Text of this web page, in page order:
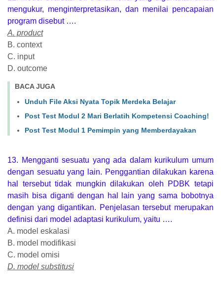
mengukur, menginterpretasikan, dan menilai pencapaian
program disebut ….
A. product
B. context
C. input
D. outcome
BACA JUGA
Unduh File Aksi Nyata Topik Merdeka Belajar
Post Test Modul 2 Mari Berlatih Kompetensi Coaching!
Post Test Modul 1 Pemimpin yang Memberdayakan
13. Mengganti sesuatu yang ada dalam kurikulum umum
dengan sesuatu yang lain. Penggantian dilakukan karena
hal tersebut tidak mungkin dilakukan oleh PDBK tetapi
masih bisa diganti dengan hal lain yang sama bobotnya
dengan yang digantikan. Penjelasan tersebut merupakan
definisi dari model adaptasi kurikulum, yaitu ….
A. model eskalasi
B. model modifikasi
C. model omisi
D. model substitusi